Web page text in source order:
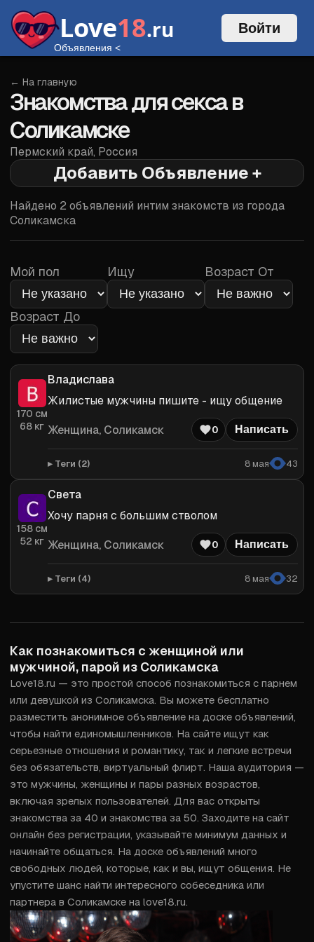
Love18.ru
Объявления <
Войти
Войти
← На главную
Знакомства для секса в
Соликамске
Пермский край, Россия
Добавить Объявление +
Найдено 2 объявлений интим знакомств из города
Соликамска
Мой пол Ищу Возраст От
Возраст До
170 см
68 кг
Владислава
Жилистые мужчины пишите - ищу общение
Женщина, Соликамск 0 Написать
Теги (2) 8 мая 43
158 см
52 кг
Света
Хочу парня с большим стволом
Женщина, Соликамск 0 Написать
Теги (4) 8 мая 32
Как познакомиться с женщиной или
мужчиной, парой из Соликамска
Love18.ru — это простой способ познакомиться с парнем
или девушкой из Соликамска. Вы можете бесплатно
разместить анонимное объявление на доске объявлений,
чтобы найти единомышленников. На сайте ищут как
серьезные отношения и романтику, так и легкие встречи
без обязательств, виртуальный флирт. Наша аудитория —
это мужчины, женщины и пары разных возрастов,
включая зрелых пользователей. Для вас открыты
знакомства за 40 и знакомства за 50. Заходите на сайт
онлайн без регистрации, указывайте минимум данных и
начинайте общаться. На доске объявлений много
свободных людей, которые, как и вы, ищут общения. Не
упустите шанс найти интересного собеседника или
партнера в Соликамске на love18.ru.